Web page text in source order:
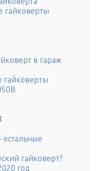
гайковерты
в гараж
гайковерты
остальные
гайковерт?
год